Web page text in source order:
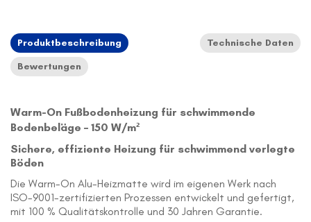
Produktbeschreibung
Technische Daten
Bewertungen
Warm-On Fußbodenheizung für schwimmende
Bodenbeläge – 150 W/m²
Sichere, effiziente Heizung für schwimmend verlegte
Böden
Die Warm-On Alu-Heizmatte wird im eigenen Werk nach
ISO-9001-zertifizierten Prozessen entwickelt und gefertigt,
mit 100 % Qualitätskontrolle und 30 Jahren Garantie.